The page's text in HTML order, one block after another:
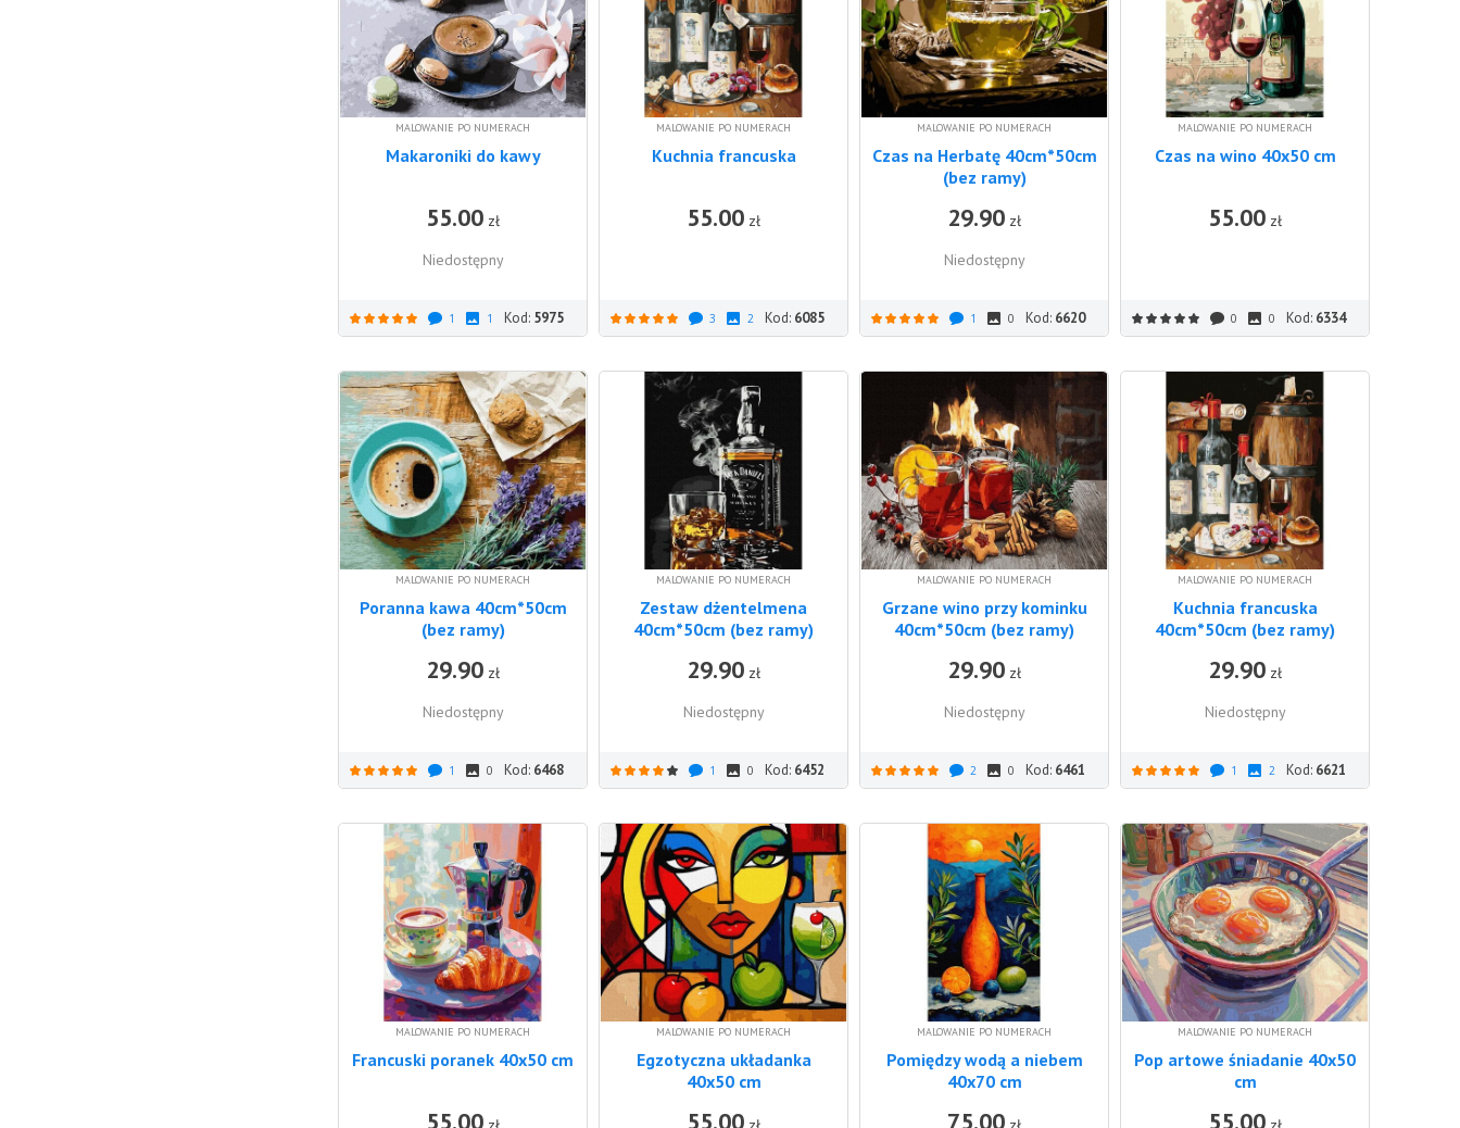
MALOWANIE PO NUMERACH
Makaroniki do kawy
55.00 zł
Niedostępny
1 1 Kod: 5975
MALOWANIE PO NUMERACH
Kuchnia francuska
55.00 zł DO KOSZYKA
3 2 Kod: 6085
MALOWANIE PO NUMERACH
Czas na Herbatę 40cm*50cm
(bez ramy)
29.90 zł
Niedostępny
1 0 Kod: 6620
MALOWANIE PO NUMERACH
Czas na wino 40x50 cm
55.00 zł
0 0 Kod: 6334
MALOWANIE PO NUMERACH
Poranna kawa 40cm*50cm
(bez ramy)
29.90 zł
Niedostępny
1 0 Kod: 6468
MALOWANIE PO NUMERACH
Zestaw dżentelmena
40cm*50cm (bez ramy)
29.90 zł
Niedostępny
1 0 Kod: 6452
MALOWANIE PO NUMERACH
Grzane wino przy kominku
40cm*50cm (bez ramy)
29.90 zł
Niedostępny
2 0 Kod: 6461
MALOWANIE PO NUMERACH
Kuchnia francuska
40cm*50cm (bez ramy)
29.90 zł
Niedostępny
1 2 Kod: 6621
MALOWANIE PO NUMERACH
Francuski poranek 40x50 cm
55.00 DO KOSZYKA
MALOWANIE PO NUMERACH
Egzotyczna układanka
40x50 cm
55.00 DO KOSZYKA
MALOWANIE PO NUMERACH
Pomiędzy wodą a niebem
40x70 cm
75.00 DO KOSZYKA
MALOWANIE PO NUMERACH
Pop artowe śniadanie 40x50
cm
55.00